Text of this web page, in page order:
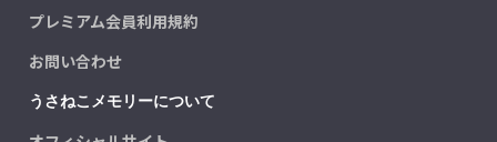
プレミアム会員利用規約
お問い合わせ
うさねこメモリーについて